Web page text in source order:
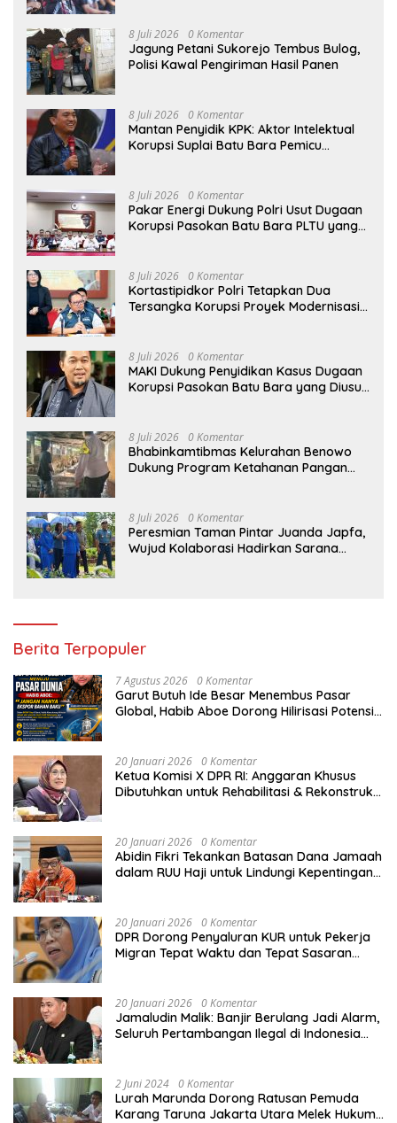
8 Juli 2026 0 Komentar
Jagung Petani Sukorejo Tembus Bulog,
Polisi Kawal Pengiriman Hasil Panen
8 Juli 2026 0 Komentar
Mantan Penyidik KPK: Aktor Intelektual
Korupsi Suplai Batu Bara Pemicu
8 Juli 2026 0 Komentar
Pakar Energi Dukung Polri Usut Dugaan
Korupsi Pasokan Batu Bara PLTU yang
8 Juli 2026 0 Komentar
Kortastipidkor Polri Tetapkan Dua
Tersangka Korupsi Proyek Modernisasi
8 Juli 2026 0 Komentar
MAKI Dukung Penyidikan Kasus Dugaan
Korupsi Pasokan Batu Bara yang Diusut
8 Juli 2026 0 Komentar
Bhabinkamtibmas Kelurahan Benowo
Dukung Program Ketahanan Pangan
8 Juli 2026 0 Komentar
Peresmian Taman Pintar Juanda Japfa,
Wujud Kolaborasi Hadirkan Sarana
Berita Terpopuler
7 Agustus 2026 0 Komentar
Garut Butuh Ide Besar Menembus Pasar
Global, Habib Aboe Dorong Hilirisasi Potensi
20 Januari 2026 0 Komentar
Ketua Komisi X DPR RI: Anggaran Khusus
Dibutuhkan untuk Rehabilitasi & Rekonstruksi
20 Januari 2026 0 Komentar
Abidin Fikri Tekankan Batasan Dana Jamaah
dalam RUU Haji untuk Lindungi Kepentingan
20 Januari 2026 0 Komentar
DPR Dorong Penyaluran KUR untuk Pekerja
Migran Tepat Waktu dan Tepat Sasaran
20 Januari 2026 0 Komentar
Jamaludin Malik: Banjir Berulang Jadi Alarm,
Seluruh Pertambangan Ilegal di Indonesia
2 Juni 2024 0 Komentar
Lurah Marunda Dorong Ratusan Pemuda
Karang Taruna Jakarta Utara Melek Hukum